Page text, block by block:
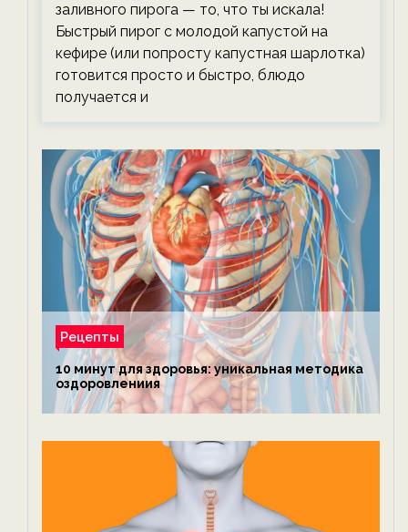
заливного пирога — то, что ты искала!
Быстрый пирог с молодой капустой на
кефире (или попросту капустная шарлотка)
готовится просто и быстро, блюдо
получается и
Рецепты
10 минут для здоровья: уникальная методика
оздоровлениия